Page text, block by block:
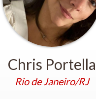
Chris Portella
Rio de Janeiro/RJ